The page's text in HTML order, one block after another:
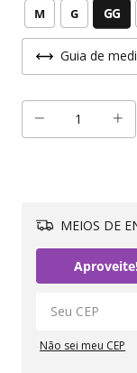
M G GG
Guia de
MEIOS DE
Não sei meu CEP